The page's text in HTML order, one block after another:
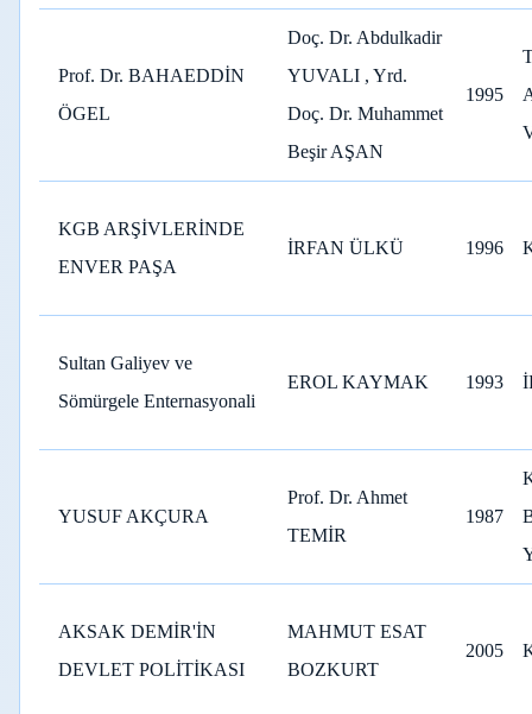
Prof. Dr. BAHAEDDİN
ÖGEL
Doç. Dr. Abdulkadir
YUVALI , Yrd.
Doç. Dr. Muhammet
Beşir AŞAN
1995
KGB ARŞİVLERİNDE
ENVER PAŞA
İRFAN ÜLKÜ 1996
Sultan Galiyev ve
Sömürgele Enternasyonali
EROL KAYMAK 1993
YUSUF AKÇURA
Prof. Dr. Ahmet
TEMİR
1987
AKSAK DEMİR'İN
DEVLET POLİTİKASI
MAHMUT ESAT
BOZKURT
2005